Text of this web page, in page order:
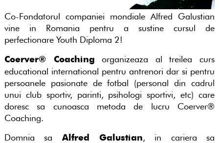
Co-Fondatorul companiei mondiale Alfred Galustian
vine in Romania pentru a sustine cursul de
perfectionare Youth Diploma 2!
Coerver® Coaching
organizeaza al treilea curs
educational international pentru antrenori dar si pentru
persoanele pasionate de fotbal (personal din cadrul
unui club sportiv, parinti, psihologi sportivi, etc) care
doresc sa cunoasca metoda de lucru Coerver®
Coaching.
Domnia sa
Alfred Galustian, in cariera sa